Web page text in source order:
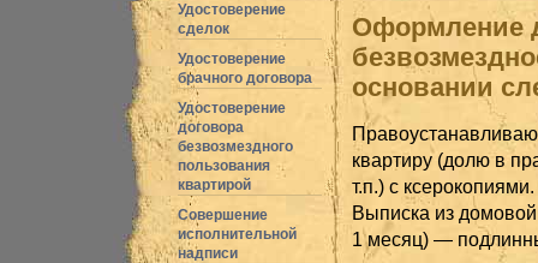
Оформление
основании
квартиру (долю в
т.п.) с ксерокопиями.
Выписка из
1 месяц) —
Удостоверение
сделок
Удостоверение
брачного договора
Удостоверение
договора
безвозмездного
пользования
квартирой
Совершение
исполнительной
надписи